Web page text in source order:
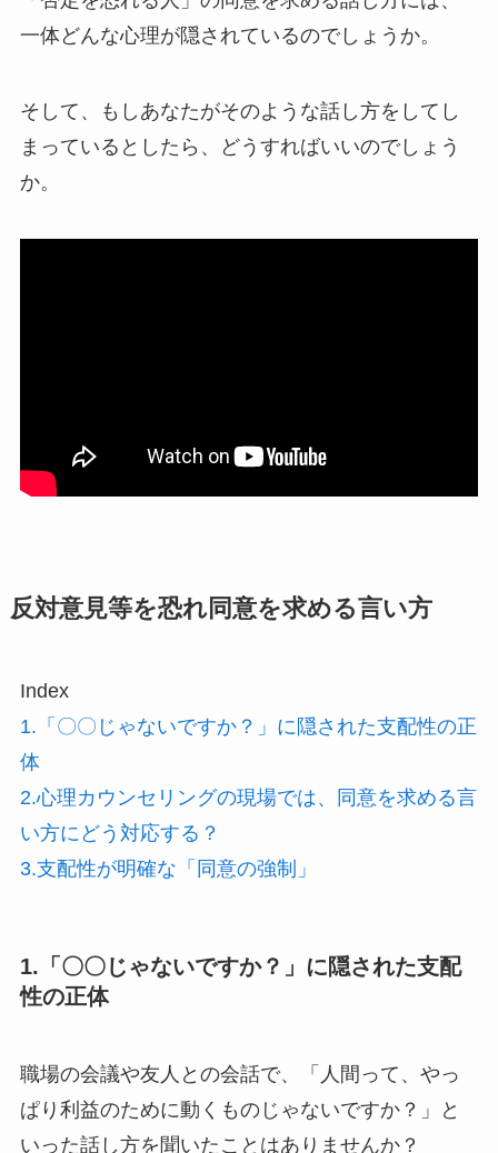
一体どんな心理が隠されているのでしょうか。
そして、もしあなたがそのような話し方をしてし
まっているとしたら、どうすればいいのでしょう
か。
反対意見等を恐れ同意を求める言い方
Index
1.「〇〇じゃないですか？」に隠された支配性の正
体
2.心理カウンセリングの現場では、同意を求める言
い方にどう対応する？
3.支配性が明確な「同意の強制」
1.「〇〇じゃないですか？」に隠された支配
性の正体
職場の会議や友人との会話で、「人間って、やっ
ぱり利益のために動くものじゃないですか？」と
いった話し方を聞いたことはありませんか？